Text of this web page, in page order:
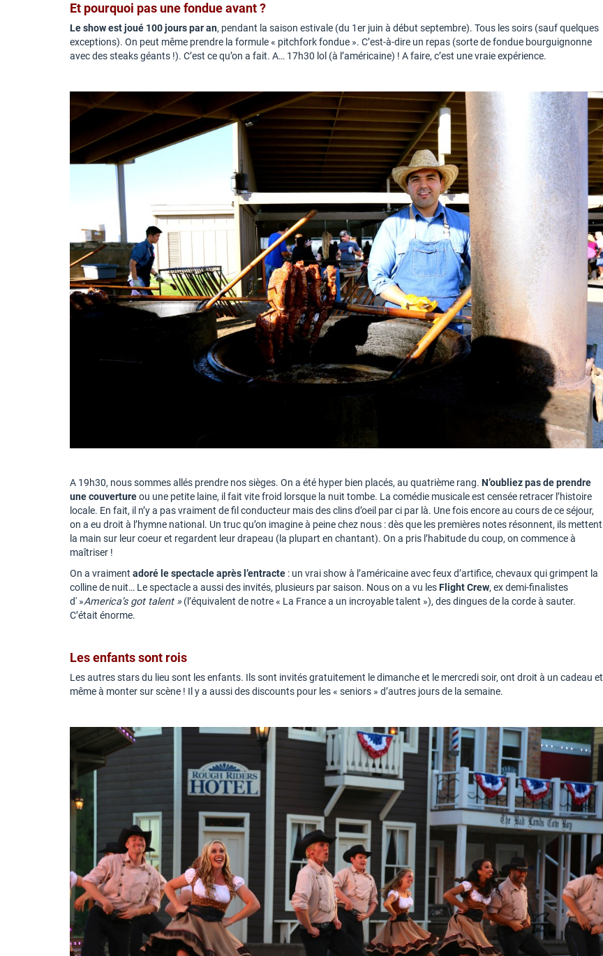
Et pourquoi pas une fondue avant ?
Le show est joué 100 jours par an, pendant la saison estivale (du 1er juin à début septembre). Tous les soirs (sauf quelques
exceptions). On peut même prendre la formule « pitchfork fondue ». C’est-à-dire un repas (sorte de fondue bourguignonne
avec des steaks géants !). C’est ce qu’on a fait. A… 17h30 lol (à l’américaine) ! A faire, c’est une vraie expérience.
A 19h30, nous sommes allés prendre nos sièges. On a été hyper bien placés, au quatrième rang.N’oubliez pas de prendre
une couvertureou une petite laine, il fait vite froid lorsque la nuit tombe. La comédie musicale est censée retracer l’histoire
locale. En fait, il n’y a pas vraiment de fil conducteur mais des clins d’oeil par ci par là. Une fois encore au cours de ce séjour,
on a eu droit à l’hymne national. Un truc qu’on imagine à peine chez nous : dès que les premières notes résonnent, ils mettent
la main sur leur coeur et regardent leur drapeau (la plupart en chantant). On a pris l’habitude du coup, on commence à
maîtriser !
On a vraimentadoré le spectacle après l’entracte : un vrai show à l’américaine avec feux d’artifice, chevaux qui grimpent la
colline de nuit… Le spectacle a aussi des invités, plusieurs par saison. Nous on a vu lesFlight Crew, ex demi-finalistes
d' »America’s got talent » (l’équivalent de notre « La France a un incroyable talent »), des dingues de la corde à sauter.
C’était énorme.
Les enfants sont rois
Les autres stars du lieu sont les enfants. Ils sont invités gratuitement le dimanche et le mercredi soir, ont droit à un cadeau et
même à monter sur scène ! Il y a aussi des discounts pour les « seniors » d’autres jours de la semaine.